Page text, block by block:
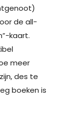
de all-
kaart.
meer
des te
boeken is